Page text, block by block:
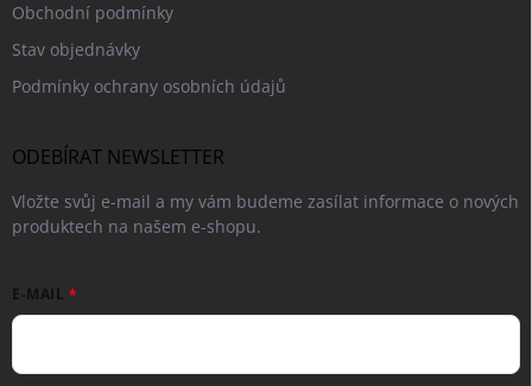
Obchodní podmínky
Stav objednávky
Podmínky ochrany osobních údajů
ODEBÍRAT NEWSLETTER
Vložte svůj e-mail a my vám budeme zasílat informace o nových
produktech na našem e-shopu.
E-MAIL